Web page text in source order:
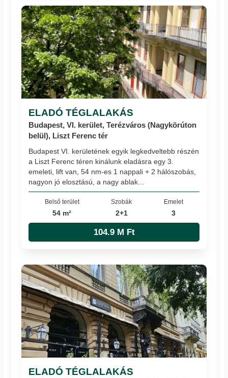
ELADÓ TÉGLALAKÁS
Budapest, VI. kerület, Terézváros (Nagykörúton
belül), Liszt Ferenc tér
Budapest VI. kerületének egyik legkedveltebb részén
a Liszt Ferenc téren kinálunk eladásra egy 3.
emeleti, lift van, 54 nm-es 1 nappali + 2 hálószobás,
nagyon jó elosztású, a nagy ablak...
Belső terület
54 m²
Szobák
2+1
Emelet
3
104.9 M Ft
ELADÓ TÉGLALAKÁS